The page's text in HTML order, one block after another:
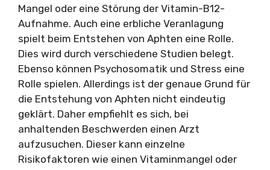
Mangel oder eine Störung der Vitamin-B12-
Aufnahme. Auch eine erbliche Veranlagung
spielt beim Entstehen von Aphten eine Rolle.
Dies wird durch verschiedene Studien belegt.
Ebenso können Psychosomatik und Stress eine
Rolle spielen. Allerdings ist der genaue Grund für
die Entstehung von Aphten nicht eindeutig
geklärt. Daher empfiehlt es sich, bei
anhaltenden Beschwerden einen Arzt
aufzusuchen. Dieser kann einzelne
Risikofaktoren wie einen Vitaminmangel oder